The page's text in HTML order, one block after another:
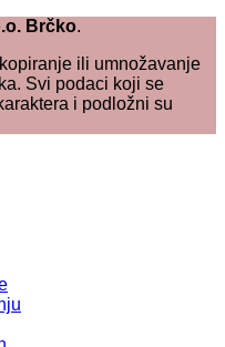
Brčko.
ili umnožavanje
Svi podaci koji se
i podložni su